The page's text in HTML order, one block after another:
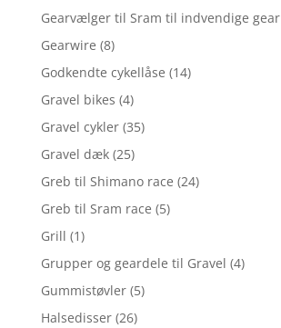
Gearvælger til Sram til indvendige gear
Gearwire (8)
Godkendte cykellåse (14)
Gravel bikes (4)
Gravel cykler (35)
Gravel dæk (25)
Greb til Shimano race (24)
Greb til Sram race (5)
Grill (1)
Grupper og geardele til Gravel (4)
Gummistøvler (5)
Halsedisser (26)